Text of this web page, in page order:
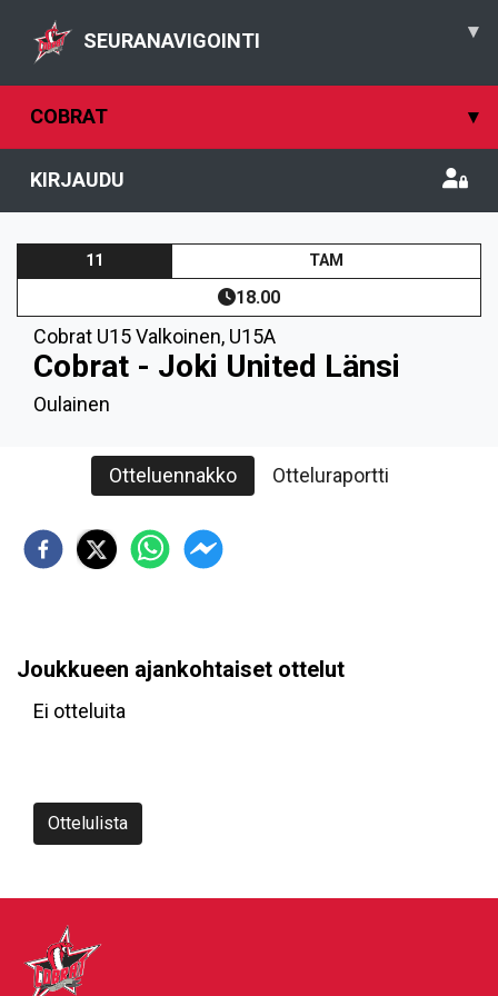
SEURANAVIGOINTI ▾
COBRAT ▾
KIRJAUDU
11 TAM
18.00
Cobrat U15 Valkoinen, U15A
Cobrat - Joki United Länsi
Oulainen
Otteluennakko Otteluraportti
Joukkueen ajankohtaiset ottelut
Ei otteluita
Ottelulista